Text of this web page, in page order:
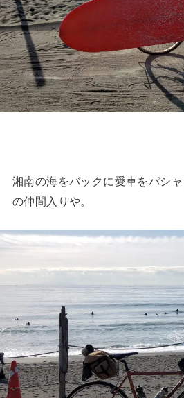
湘南の海をバックに愛車をパシ
の仲間入りや。